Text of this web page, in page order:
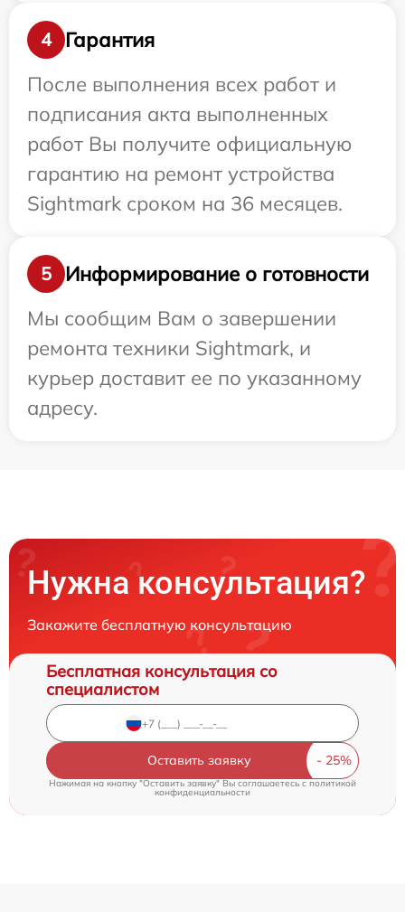
4
Гарантия
После выполнения всех работ и
подписания акта выполненных
работ Вы получите официальную
гарантию на ремонт устройства
Sightmark сроком на 36 месяцев.
5
Информирование о готовности
Мы сообщим Вам о завершении
ремонта техники Sightmark, и
курьер доставит ее по указанному
адресу.
Нужна консультация?
Закажите бесплатную консультацию
Бесплатная консультация со
специалистом
Оставить заявку
Нажимая на кнопку "Оставить заявку" Вы соглашаетесь c политикой
конфиденциальности